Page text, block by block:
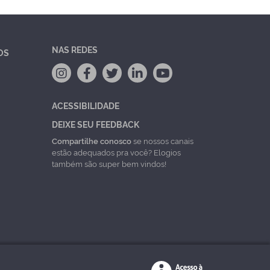
NAS REDES
ACESSIBILIDADE
DEIXE SEU FEEDBACK
Compartilhe conoscose nossos canais
estão adequados pra você? Elogios
também são super bem vindos!